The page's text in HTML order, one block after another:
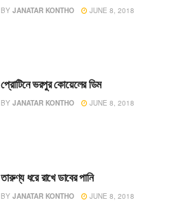
BY JANATAR KONTHO JUNE 8, 2018
প্রোটিনে ভরপুর কোয়েলের ডিম
BY JANATAR KONTHO JUNE 8, 2018
তারুণ্য ধরে রাখে ডাবের পানি
BY JANATAR KONTHO JUNE 8, 2018